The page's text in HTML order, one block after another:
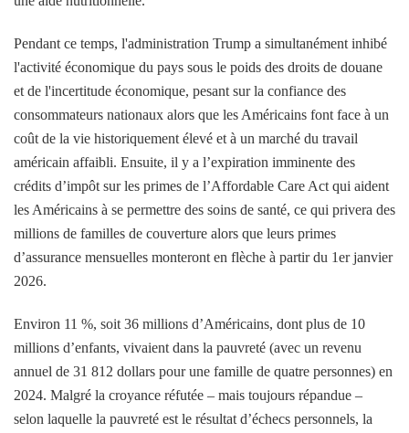
Pendant ce temps, l'administration Trump a simultanément inhibé
l'activité économique du pays sous le poids des droits de douane
et de l'incertitude économique, pesant sur la confiance des
consommateurs nationaux alors que les Américains font face à un
coût de la vie historiquement élevé et à un marché du travail
américain affaibli. Ensuite, il y a l’expiration imminente des
crédits d’impôt sur les primes de l’Affordable Care Act qui aident
les Américains à se permettre des soins de santé, ce qui privera des
millions de familles de couverture alors que leurs primes
d’assurance mensuelles monteront en flèche à partir du 1er janvier
2026.
Environ 11 %, soit 36 ​​millions d’Américains, dont plus de 10
millions d’enfants, vivaient dans la pauvreté (avec un revenu
annuel de 31 812 dollars pour une famille de quatre personnes) en
2024. Malgré la croyance réfutée – mais toujours répandue –
selon laquelle la pauvreté est le résultat d’échecs personnels, la